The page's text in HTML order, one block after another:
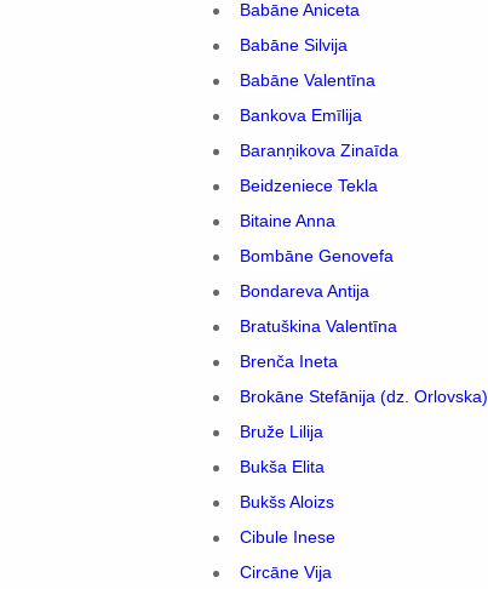
Babāne Aniceta
Babāne Silvija
Babāne Valentīna
Bankova Emīlija
Baranņikova Zinaīda
Beidzeniece Tekla
Bitaine Anna
Bombāne Genovefa
Bondareva Antija
Bratuškina Valentīna
Brenča Ineta
Brokāne Stefānija (dz. Orlovska)
Bruže Lilija
Bukša Elita
Bukšs Aloizs
Cibule Inese
Circāne Vija